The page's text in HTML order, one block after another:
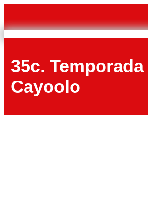
contenido
35c.
Cayoolo